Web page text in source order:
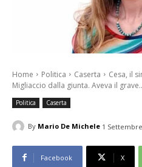
Home Politica Caserta
Cesa, il
Migliaccio dalla giunta. Aveva il
Politica Caserta
By Mario De Michele 1
Facebook X